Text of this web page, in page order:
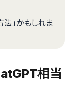
法」かもしれま
相当